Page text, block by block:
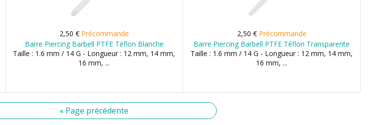
2,50 € Précommande
Barre Piercing Barbell PTFE Téflon Blanche
Taille : 1.6 mm / 14 G - Longueur : 12 mm, 14 mm,
16 mm, ...
2,50 € Précommande
Barre Piercing Barbell PTFE Téflon Transparente
Taille : 1.6 mm / 14 G - Longueur : 12 mm, 14 mm,
16 mm, ...
« Page précédente